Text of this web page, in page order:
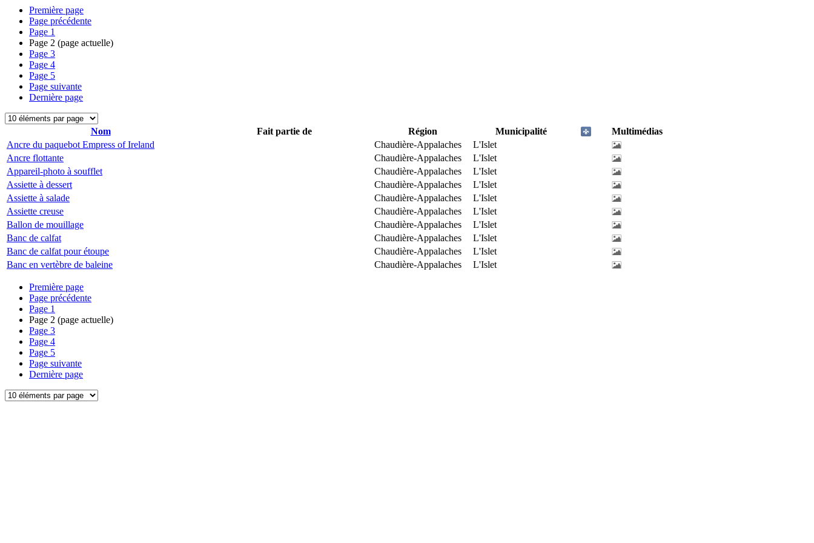
Première page
Page précédente
Page 1
Page 2 (page actuelle)
Page 3
Page 4
Page 5
Page suivante
Dernière page
Nom Fait partie de Région Municipalité
Multimédias
Ancre du paquebot Empress of Ireland
Chaudière-Appalaches
L'Islet
Ancre flottante
Chaudière-Appalaches
L'Islet
Appareil-photo à soufflet
Chaudière-Appalaches
L'Islet
Assiette à dessert
Chaudière-Appalaches
L'Islet
Assiette à salade
Chaudière-Appalaches
L'Islet
Assiette creuse
Chaudière-Appalaches
L'Islet
Ballon de mouillage
Chaudière-Appalaches
L'Islet
Banc de calfat
Chaudière-Appalaches
L'Islet
Banc de calfat pour étoupe
Chaudière-Appalaches
L'Islet
Banc en vertèbre de baleine
Chaudière-Appalaches L'Islet
Première page
Page précédente
Page 1
Page 2 (page actuelle)
Page 3
Page 4
Page 5
Page suivante
Dernière page